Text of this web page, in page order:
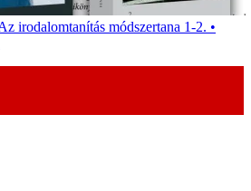
irodalomtanítás módszertana 1-2. •